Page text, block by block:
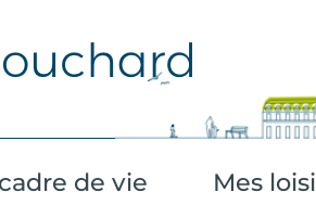
de vie Mes